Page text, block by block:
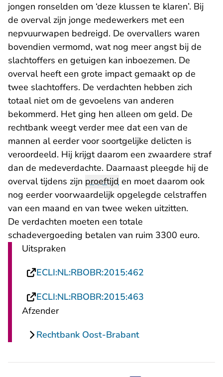
jongen ronselden om ‘deze klussen te klaren’. Bij
de overval zijn jonge medewerkers met een
nepvuurwapen bedreigd. De overvallers waren
bovendien vermomd, wat nog meer angst bij de
slachtoffers en getuigen kan inboezemen. De
overval heeft een grote impact gemaakt op de
twee slachtoffers. De verdachten hebben zich
totaal niet om de gevoelens van anderen
bekommerd. Het ging hen alleen om geld. De
rechtbank weegt verder mee dat een van de
mannen al eerder voor soortgelijke delicten is
veroordeeld. Hij krijgt daarom een zwaardere straf
dan de medeverdachte. Daarnaast pleegde hij de
overval tijdens zijn proeftijd en moet daarom ook
nog eerder voorwaardelijk opgelegde celstraffen
van een maand en van twee weken uitzitten.
De verdachten moeten een totale
schadevergoeding betalen van ruim 3300 euro.
Uitspraken
ECLI:NL:RBOBR:2015:462
ECLI:NL:RBOBR:2015:463
Afzender
Rechtbank Oost-Brabant